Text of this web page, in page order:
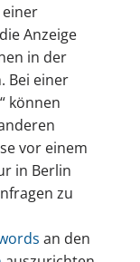
einer
Anzeige
in der
Bei einer
können
vor einem
in Berlin
zu
an den